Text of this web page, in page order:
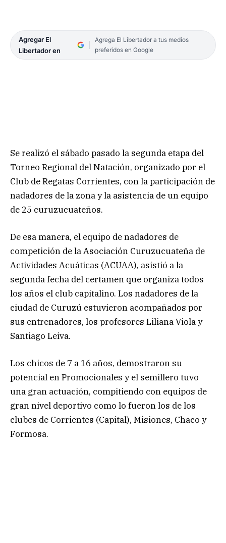
Agregar El
Libertador en
Agrega El Libertador a tus medios
preferidos en Google
Se realizó el sábado pasado la segunda etapa del
Torneo Regional del Natación, organizado por el
Club de Regatas Corrientes, con la participación de
nadadores de la zona y la asistencia de un equipo
de 25 curuzucuateños.
De esa manera, el equipo de nadadores de
competición de la Asociación Curuzucuateña de
Actividades Acuáticas (ACUAA), asistió a la
segunda fecha del certamen que organiza todos
los años el club capitalino. Los nadadores de la
ciudad de Curuzú estuvieron acompañados por
sus entrenadores, los profesores Liliana Viola y
Santiago Leiva.
Los chicos de 7 a 16 años, demostraron su
potencial en Promocionales y el semillero tuvo
una gran actuación, compitiendo con equipos de
gran nivel deportivo como lo fueron los de los
clubes de Corrientes (Capital), Misiones, Chaco y
Formosa.